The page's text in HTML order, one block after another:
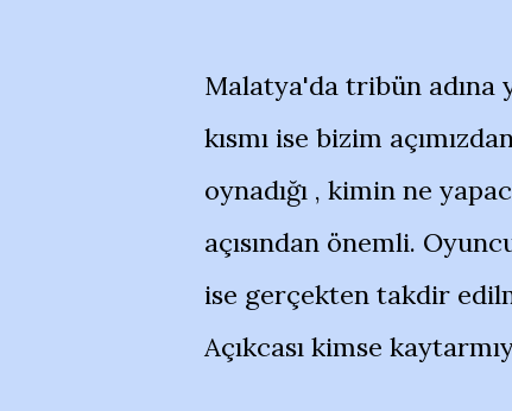
Malatya'da tribün adına
kısmı ise bizim
oynadığı , kimin ne
açısından önemli.
ise gerçekten takdir
Açıkcası kimse